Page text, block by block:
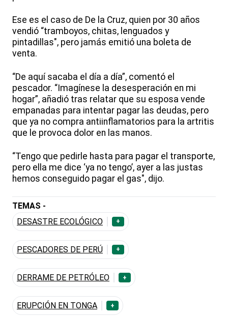
Ese es el caso de De la Cruz, quien por 30 años
vendió “tramboyos, chitas, lenguados y
pintadillas", pero jamás emitió una boleta de
venta.
“De aquí sacaba el día a día”, comentó el
pescador. “Imagínese la desesperación en mi
hogar”, añadió tras relatar que su esposa vende
empanadas para intentar pagar las deudas, pero
que ya no compra antiinflamatorios para la artritis
que le provoca dolor en las manos.
“Tengo que pedirle hasta para pagar el transporte,
pero ella me dice ‘ya no tengo’, ayer a las justas
hemos conseguido pagar el gas", dijo.
TEMAS -
DESASTRE ECOLÓGICO
+
PESCADORES DE PERÚ +
DERRAME DE PETRÓLEO +
ERUPCIÓN EN TONGA +